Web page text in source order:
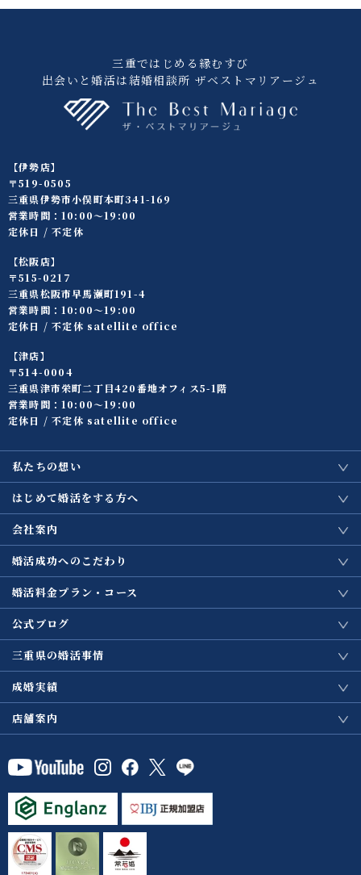
三重ではじめる縁むすび
出会いと婚活は結婚相談所 ザベストマリアージュ
【伊勢店】
〒519-0505
三重県伊勢市小俣町本町341-169
営業時間：10:00〜19:00
定休日 / 不定休
【松阪店】
〒515-0217
三重県松阪市早馬瀬町191-4
営業時間：10:00〜19:00
定休日 / 不定休 satellite office
【津店】
〒514-0004
三重県津市栄町二丁目420番地オフィス5-1階
営業時間：10:00〜19:00
定休日 / 不定休 satellite office
私たちの想い
はじめて婚活をする方へ
会社案内
婚活成功へのこだわり
婚活料金プラン・コース
公式ブログ
三重県の婚活事情
成婚実績
店舗案内